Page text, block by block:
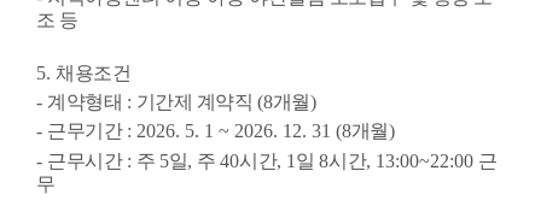
조 등
5. 채용조건
- 계약형태 : 기간제 계약직 (8개월)
- 근무기간 : 2026. 5. 1 ~ 2026. 12. 31 (8개월)
- 근무시간 : 주 5일, 주 40시간, 1 일 8시간, 13:00~22:00 근
무